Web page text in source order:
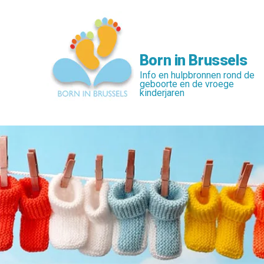
Born in Brussels
Info en hulpbronnen rond de
geboorte en de vroege
kinderjaren